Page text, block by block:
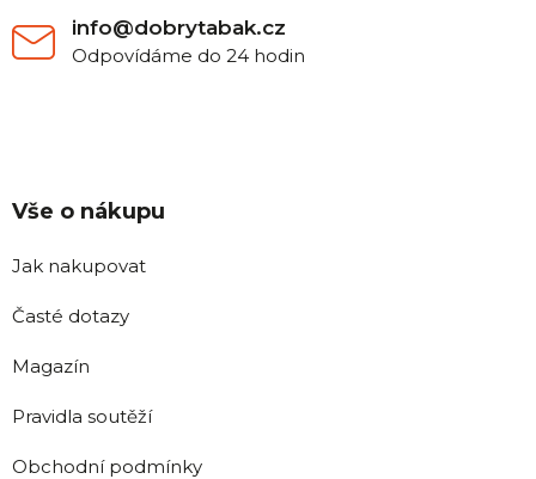
info@dobrytabak.cz
Odpovídáme do 24 hodin
Vše o nákupu
Jak nakupovat
Časté dotazy
Magazín
Pravidla soutěží
Obchodní podmínky